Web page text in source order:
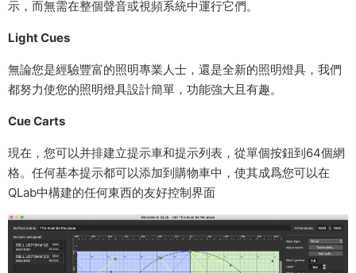
示，而無需在整個聲音或視頻系統中運行它們。
Light Cues
無論您是經驗豐富的照明專業人士，還是全新的照明燈具，我們
都努力使您的照明燈具設計簡單，功能強大且有趣。
Cue Carts
現在，您可以并排建立提示車和提示列表，從單個按鈕到64個網
格。任何基本提示都可以添加到購物車中，使其成爲您可以在
QLab中構建的任何東西的友好控制界面